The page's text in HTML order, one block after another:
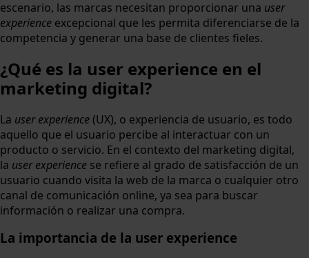
escenario, las marcas necesitan proporcionar una user
experience excepcional que les permita diferenciarse de la
competencia y generar una base de clientes fieles.
¿Qué es la user experience en el
marketing digital?
La user experience (UX), o experiencia de usuario, es todo
aquello que el usuario percibe al interactuar con un
producto o servicio. En el contexto del marketing digital,
la user experience se refiere al grado de satisfacción de un
usuario cuando visita la web de la marca o cualquier otro
canal de comunicación online, ya sea para buscar
información o realizar una compra.
La importancia de la user experience